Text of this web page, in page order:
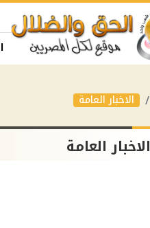
الاخبار العامة
الاخبار العامة